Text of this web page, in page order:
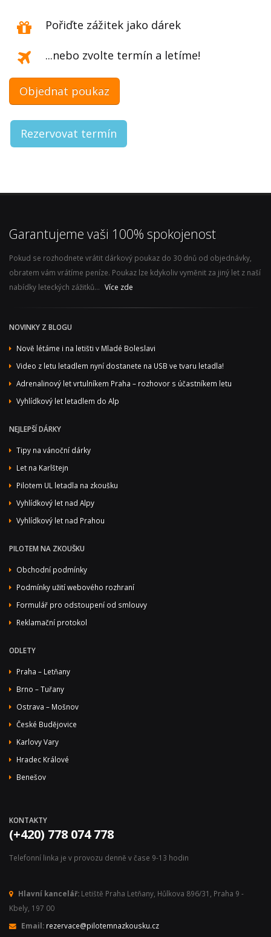
Pořiďte zážitek jako dárek
...nebo zvolte termín a letíme!
Objednat poukaz
Rezervovat termín
Garantujeme vaši 100% spokojenost
Pokud se rozhodnete vrátit dárkový poukaz do 30 dnů od objednávky,
obratem vám vrátíme peníze. Poukaz lze kdykoliv vyměnit za jiný let z naší
nabídky leteckých zážitků... Více zde
NOVINKY Z BLOGU
Nově létáme i na letišti v Mladé Boleslavi
Video z letu letadlem nyní dostanete na USB ve tvaru letadla!
Adrenalinový let vrtulníkem Praha – rozhovor s účastníkem letu
Vyhlídkový let letadlem do Alp
NEJLEPŠÍ DÁRKY
Tipy na vánoční dárky
Let na Karlštejn
Pilotem UL letadla na zkoušku
Vyhlídkový let nad Alpy
Vyhlídkový let nad Prahou
PILOTEM NA ZKOUŠKU
Obchodní podmínky
Podmínky užití webového rozhraní
Formulář pro odstoupení od smlouvy
Reklamační protokol
ODLETY
Praha – Letňany
Brno – Tuřany
Ostrava – Mošnov
České Budějovice
Karlovy Vary
Hradec Králové
Benešov
KONTAKTY
(+420) 778 074 778
Telefonní linka je v provozu denně v čase 9-13 hodin
Hlavní kancelář: Letiště Praha Letňany, Hůlkova 896/31, Praha 9 -
Kbely, 197 00
Email: rezervace@pilotemnazkousku.cz